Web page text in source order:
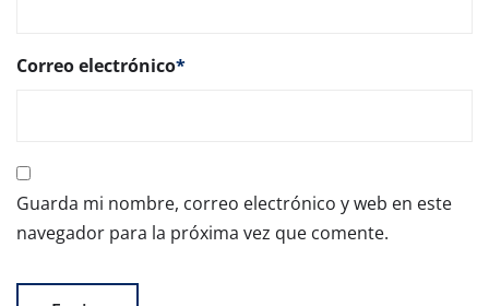
Correo electrónico*
Guarda mi nombre, correo electrónico y web en este
navegador para la próxima vez que comente.